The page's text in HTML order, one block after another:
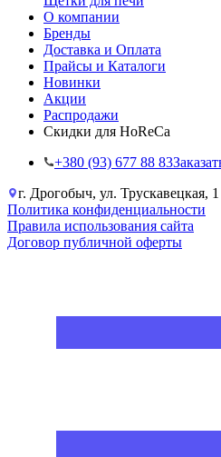
О компании
Бренды
Доставка и Оплата
Прайсы и Каталоги
Новинки
Акции
Распродажи
Скидки для HoReCa
+38‎0 (93) 677 88 83
г. Дрогобыч, ул. Трускавецкая, 1
Политика конфиденциальности
Правила использования сайта
Договор публичной оферты